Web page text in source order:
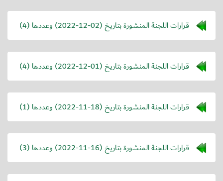
قرارات اللجنة المنشورة بتاريخ (2022-12-02) وعددها (4)
قرارات اللجنة المنشورة بتاريخ (2022-12-01) وعددها (4)
قرارات اللجنة المنشورة بتاريخ (2022-11-18) وعددها (1)
قرارات اللجنة المنشورة بتاريخ (2022-11-16) وعددها (3)